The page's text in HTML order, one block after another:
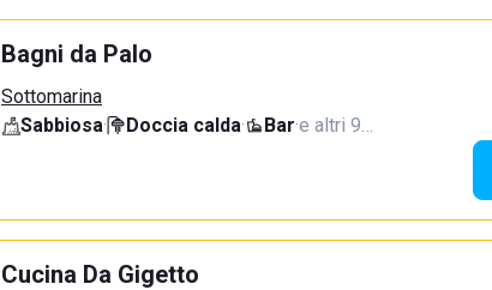
Bagni da Palo
Sottomarina
Sabbiosa· Doccia calda· Bar·e altri 9…
Cucina Da Gigetto